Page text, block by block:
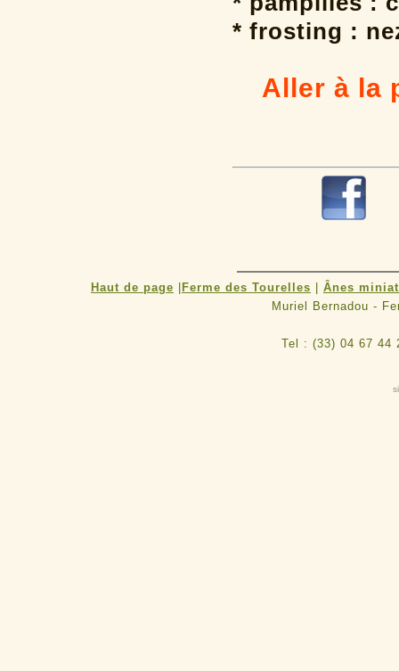
* frosting :
Aller à la
Haut de page Ferme des Tourelles
Ânes
Muriel Bernadou -
Tel : (33) 04 67 44